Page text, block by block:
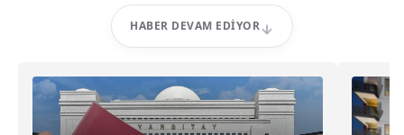
HABER DEVAM EDIYOR